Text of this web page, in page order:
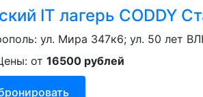
IT лагерь CODDY
ул. Мира 347к6; ул. 50 лет
от 16500 рублей